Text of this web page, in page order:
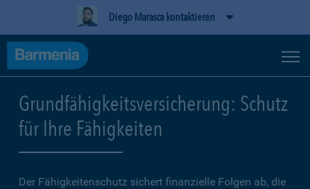
Diego Marasca kontaktieren
Grundfähigkeitsversicherung: Schutz
für Ihre Fähigkeiten
Der Fähigkeitenschutz sichert finanzielle Folgen ab, die